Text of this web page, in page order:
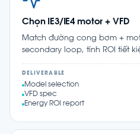
Chọn IE3/IE4 motor + VFD
Match đường cong bơm +
secondary loop, tính ROI tiết
DELIVERABLE
Model selection
VFD spec
Energy ROI report